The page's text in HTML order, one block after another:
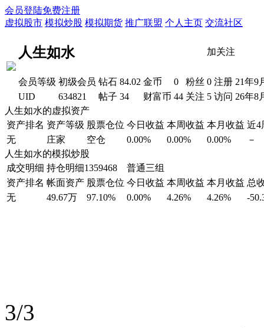
会员登陆免费注册
虚拟股市 模拟炒股 模拟期货 推广联盟 个人主页 交流社区
人生如水 加关注
会员等级 初级会员 钻石 84.02 金币 0 粉丝 0 注册 21年9
UID
634821 帖子 34 财富币 44 关注 5 访问 26年8
人生如水的虚拟资产
资产排名 资产等级 股票仓位 今日收益 本周收益 本月收益 近4
无
庄家 空仓 0.00% 0.00% 0.00%
－
人生如水的模拟炒股
成交明细 持仓明细1359468 普通三组
资产排名 帐面资产 股票仓位 今日收益 本周收益 本月收益 总
无
49.67万 97.10% 0.00% 4.26% 4.26% -
3/3